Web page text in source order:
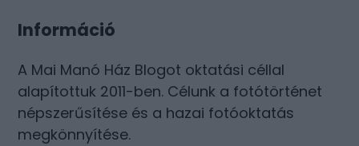
Információ
A Mai Manó Ház Blogot oktatási céllal
alapítottuk 2011-ben. Célunk a fotótörténet
népszerűsítése és a hazai fotóoktatás
megkönnyítése.